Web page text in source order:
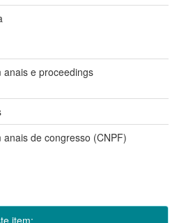
anais e proceedings
anais de congresso (CNPF)
item: